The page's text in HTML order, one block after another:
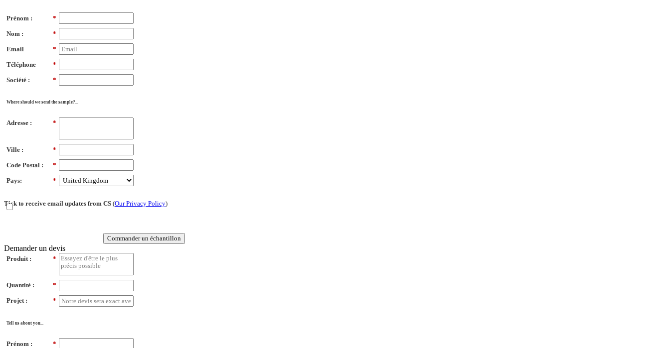
*
Prénom :
*
Nom :
*
Email
*
Téléphone
*
Société :
Where should we send the sample?...
*
Adresse :
*
Ville :
*
Code Postal :
*
Pays:
Tick to receive email updates from CS (Our Privacy Policy)
Commander un échantillon
Demander un devis
*
Produit :
*
Quantité :
*
Projet :
Tell us about you...
*
Prénom :